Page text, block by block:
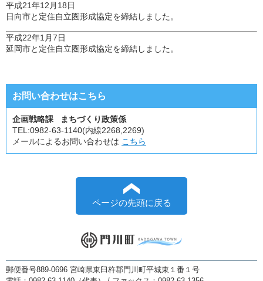
平成21年12月18日
日向市と定住自立圏形成協定を締結しました。
平成22年1月7日
延岡市と定住自立圏形成協定を締結しました。
お問い合わせはこちら
企画戦略課 まちづくり政策係
TEL:0982-63-1140(内線2268,2269)
メールによるお問い合わせは こちら
ページの先頭に戻る
郵便番号889-0696 宮崎県東臼杵郡門川町平城東１番１号